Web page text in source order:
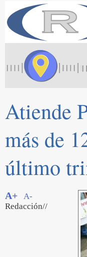
Atiende
más de
último
A+
A-
Redacción//